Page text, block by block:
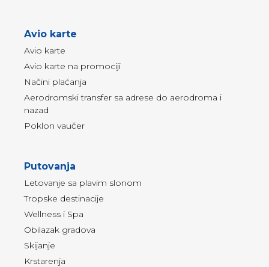
Avio karte
Avio karte
Avio karte na promociji
Načini plaćanja
Aerodromski transfer sa adrese do aerodroma i
nazad
Poklon vaučer
Putovanja
Letovanje sa plavim slonom
Tropske destinacije
Wellness i Spa
Obilazak gradova
Skijanje
Krstarenja